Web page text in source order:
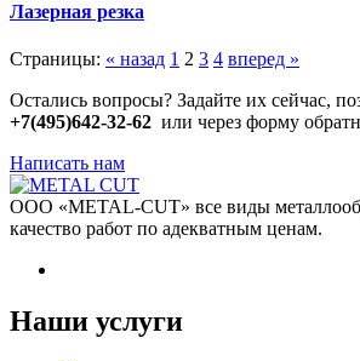
Лазерная резка
Страницы: « назад 1 2 3 4 вперед »
Остались вопросы? Задайте их сейчас,
+7(495)642-32-62 или через форму
Написать нам
ООО «METAL-CUT» все виды
качество работ по адекватным ценам.
Наши услуги